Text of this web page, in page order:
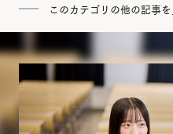
このカテゴリの他の記事